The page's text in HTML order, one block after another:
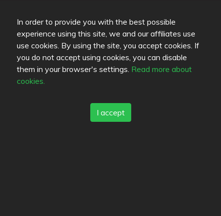
In order to provide you with the best possible
experience using this site, we and our affiliates use
use cookies. By using the site, you accept cookies. If
you do not accept using cookies, you can disable
them in your browser's settings. Read more about
cookies.
I accept
New Chinese Food
Ravintola Borneo
Ravintola EViN
Ravintola Näsinneula
Ravintola Paakari
Zipatta